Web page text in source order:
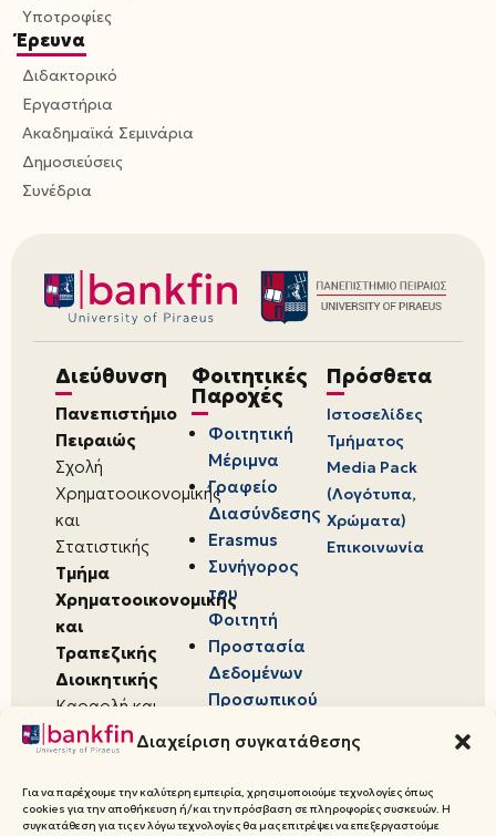
Διαχείριση συγκατάθεσης
Για να παρέχουμε την καλύτερη εμπειρία, χρησιμοποιούμε τεχνολογίες όπως
cookies για την αποθήκευση ή/και την πρόσβαση σε πληροφορίες συσκευών. Η
συγκατάθεση για τις εν λόγω τεχνολογίες θα μας επιτρέψει να επεξεργαστούμε
Υποτροφίες
Έρευνα
Διδακτορικό
Εργαστήρια
Ακαδημαϊκά Σεμινάρια
Δημοσιεύσεις
Συνέδρια
Διεύθυνση
Πανεπιστήμιο
Πειραιώς
Σχολή
Χρηματοοικονομικής
και
Στατιστικής
Τμήμα
Χρηματοοικονομικής
και
Τραπεζικής
Διοικητικής
Καραολή και
Δημητρίου 80,
18534,
Πειραιάς
Φοιτητικές
Παροχές
Φοιτητική
Μέριμνα
Γραφείο
Διασύνδεσης
Erasmus
Συνήγορος
του
Φοιτητή
Προστασία
Δεδομένων
Προσωπικού
Πρόσθετα
Ιστοσελίδες
Τμήματος
Media Pack
(Λογότυπα,
Χρώματα)
Επικοινωνία